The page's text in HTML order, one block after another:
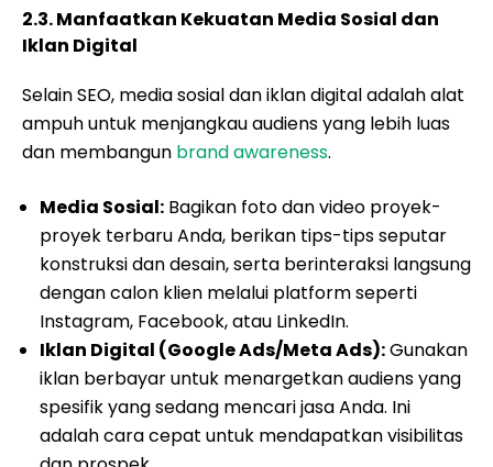
2.3. Manfaatkan Kekuatan Media Sosial dan
Iklan Digital
Selain SEO, media sosial dan iklan digital adalah alat
ampuh untuk menjangkau audiens yang lebih luas
dan membangun brand awareness.
Media Sosial: Bagikan foto dan video proyek-
proyek terbaru Anda, berikan tips-tips seputar
konstruksi dan desain, serta berinteraksi langsung
dengan calon klien melalui platform seperti
Instagram, Facebook, atau LinkedIn.
Iklan Digital (Google Ads/Meta Ads):Gunakan
iklan berbayar untuk menargetkan audiens yang
spesifik yang sedang mencari jasa Anda. Ini
adalah cara cepat untuk mendapatkan visibilitas